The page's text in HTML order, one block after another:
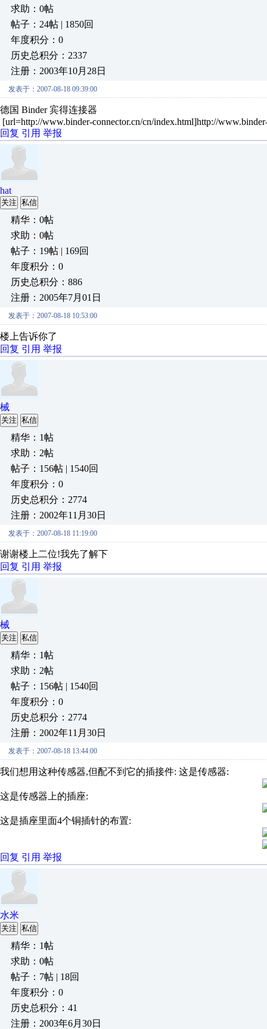
求助：0帖
帖子：24帖 | 1850回
年度积分：0
历史总积分：2337
注册：2003年10月28日
发表于：2007-08-18 09:39:00
德国 Binder 宾得连接器
[url=http://www.binder-connector.cn/cn/index.html]http://
回复 引用 举报
hat
关注 私信
精华：0帖
求助：0帖
帖子：19帖 | 169回
年度积分：0
历史总积分：886
注册：2005年7月01日
发表于：2007-08-18 10:53:00
楼上告诉你了
回复 引用 举报
械
关注 私信
精华：1帖
求助：2帖
帖子：156帖 | 1540回
年度积分：0
历史总积分：2774
注册：2002年11月30日
发表于：2007-08-18 11:19:00
谢谢楼上二位!我先了解下
回复 引用 举报
械
关注 私信
精华：1帖
求助：2帖
帖子：156帖 | 1540回
年度积分：0
历史总积分：2774
注册：2002年11月30日
发表于：2007-08-18 13:44:00
我们想用这种传感器,但配不到它的插接件: 这是传感器:
这是传感器上的插座:
这是插座里面4个铜插针的布置:
回复 引用 举报
水米
关注 私信
精华：1帖
求助：0帖
帖子：7帖 | 18回
年度积分：0
历史总积分：41
注册：2003年6月30日